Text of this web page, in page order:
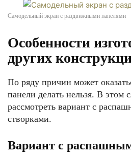
Самодельный экран с раздвижными панелями
Особенности
других
По ряду причин может
панели делать нельзя. В этом
рассмотреть вариант с
створками.
Вариант с